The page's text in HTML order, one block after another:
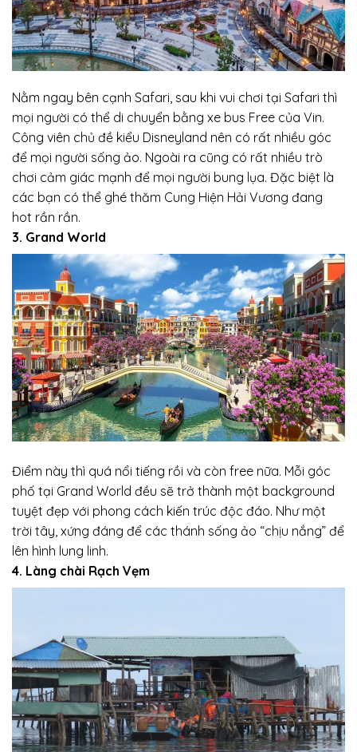
Nằm ngay bên cạnh Safari, sau khi vui chơi tại Safari thì
mọi người có thể di chuyển bằng xe bus Free của Vin.
Công viên chủ đề kiểu Disneyland nên có rất nhiều góc
để mọi người sống ảo. Ngoài ra cũng có rất nhiều trò
chơi cảm giác mạnh để mọi người bung lụa. Đặc biệt là
các bạn có thể ghé thăm Cung Hiện Hải Vương đang
hot rần rần.
3. Grand World
Điểm này thì quá nổi tiếng rồi và còn free nữa. Mỗi góc
phố tại Grand World đều sẽ trở thành một background
tuyệt đẹp với phong cách kiến trúc độc đáo. Như một
trời tây, xứng đáng để các thánh sống ảo “chịu nắng” để
lên hình lung linh.
4. Làng chài Rạch Vẹm